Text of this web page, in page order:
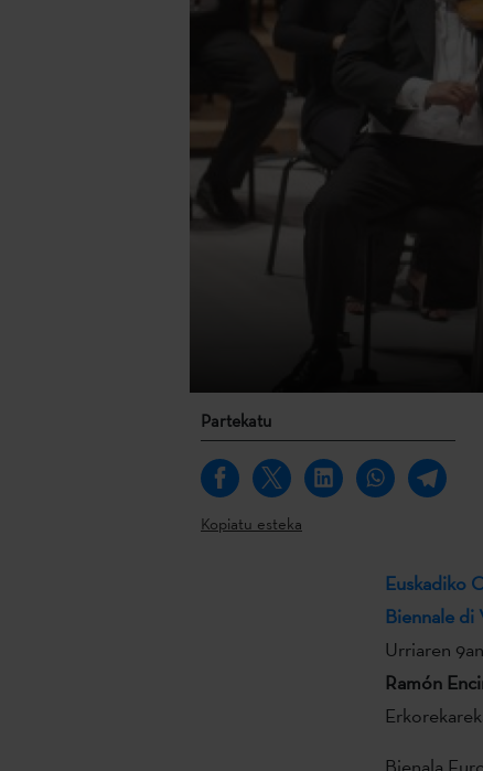
Partekatu
Kopiatu esteka
Euskadiko
Biennale di
Urriaren
Ramón
Bienala